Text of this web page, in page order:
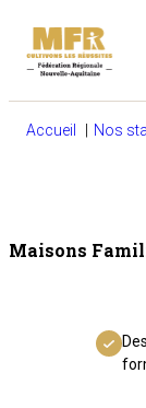
Accueil Nos
Maisons